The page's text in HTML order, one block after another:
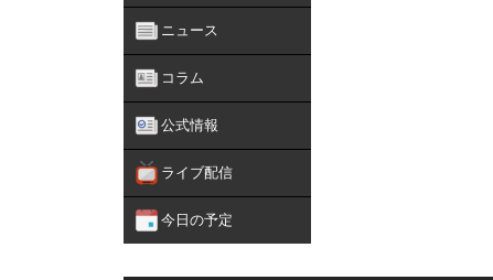
ニュース
コラム
公式情報
ライブ配信
今日の予定